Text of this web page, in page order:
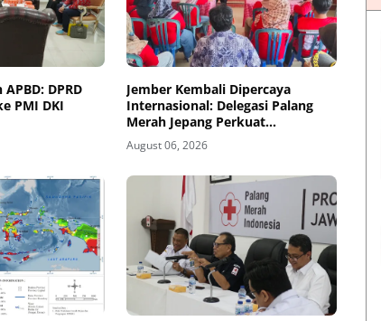
DPRD
PMI DKI
Jember Kembali Dipercaya
Internasional: Delegasi Palang
Merah Jepang Perkuat
Kesiapsiagaan Bencana di
Kawasan Pesisir dan Sekolah
August 06, 2026